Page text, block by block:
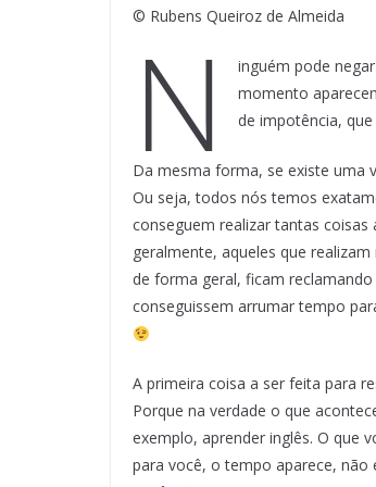
© Rubens Queiroz de Almeida
N
inguém pode
momento
de impotência,
Da mesma forma, se existe uma
Ou seja, todos nós temos
conseguem realizar tantas
geralmente, aqueles que
de forma geral, ficam
conseguissem arrumar tempo
A primeira coisa a ser feita para
Porque na verdade o que
exemplo, aprender inglês. O que
para você, o tempo aparece, não